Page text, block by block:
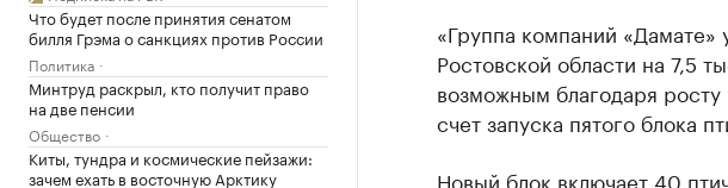
Что будет после принятия сенатом
билля Грэма о санкциях против России
Политика
Минтруд раскрыл, кто получит право
на две пенсии
Общество
Киты, тундра и космические пейзажи:
зачем ехать в восточную Арктику
«Группа компаний «Дамате»
Ростовской области на 7,5
возможным благодаря росту
счет запуска пятого блока
Новый блок включает 40